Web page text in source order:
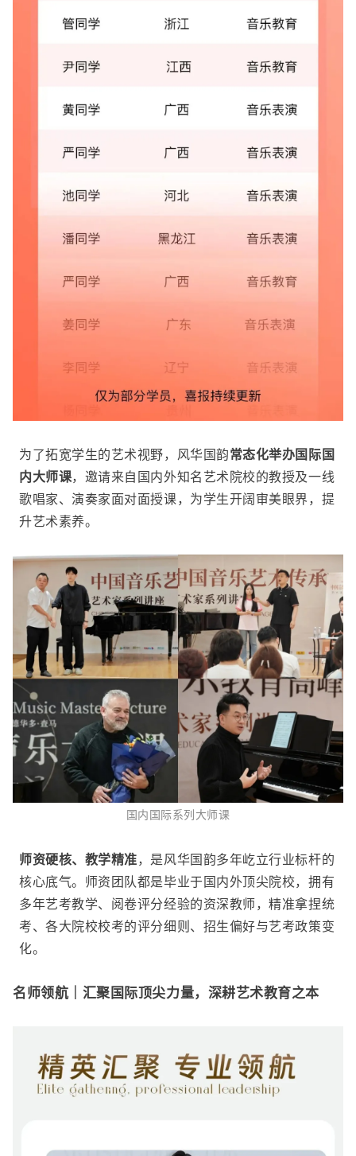
为了拓宽学生的艺术视野，风华国韵常态化举办国际国
内大师课，邀请来自国内外知名艺术院校的教授及一线
歌唱家、演奏家面对面授课，为学生开阔审美眼界，提
升艺术素养。
国内国际系列大师课
师资硬核、教学精准，是风华国韵多年屹立行业标杆的
核心底气。师资团队都是毕业于国内外顶尖院校，拥有
多年艺考教学、阅卷评分经验的资深教师，精准拿捏统
考、各大院校校考的评分细则、招生偏好与艺考政策变
化。
名师领航｜汇聚国际顶尖力量，深耕艺术教育之本